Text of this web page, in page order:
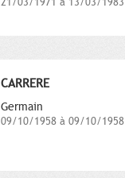
CARRERE
Germain
09/10/1958 à 09/10/1958